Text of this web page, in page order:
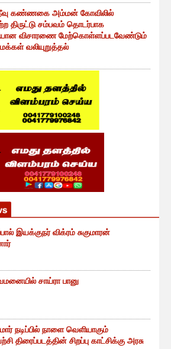
கண்ணகை அம்மன் கோவிலில்
திருட்டு சம்பவம் தொடர்பாக
விசாரணை மேற்கொள்ளப்படவேண்டும்
வலியுறுத்தல்
இயக்குநர் விக்ரம் சுகுமாரன்
சாய்ரா பானு
நடிப்பில் நாளை வெளியாகும்
திரைப்படத்தின் சிறப்பு காட்சிக்கு அரசு